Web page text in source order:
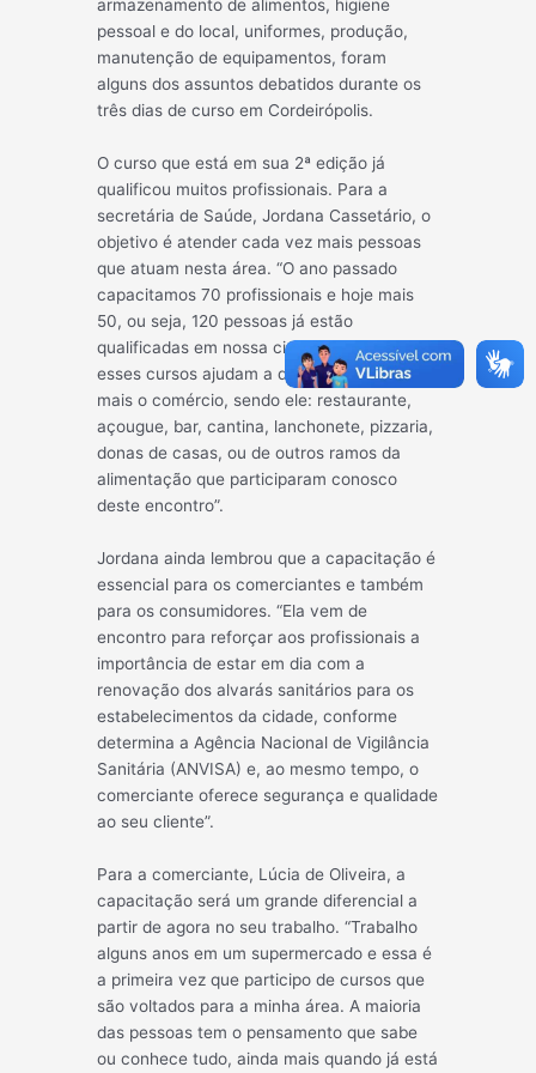
armazenamento de alimentos, higiene
pessoal e do local, uniformes, produção,
manutenção de equipamentos, foram
alguns dos assuntos debatidos durante os
três dias de curso em Cordeirópolis.
O curso que está em sua 2ª edição já
qualificou muitos profissionais. Para a
secretária de Saúde, Jordana Cassetário, o
objetivo é atender cada vez mais pessoas
que atuam nesta área. “O ano passado
capacitamos 70 profissionais e hoje mais
50, ou seja, 120 pessoas já estão
qualificadas em nossa cidade. Além disso,
esses cursos ajudam a desenvolver ainda
mais o comércio, sendo ele: restaurante,
açougue, bar, cantina, lanchonete, pizzaria,
donas de casas, ou de outros ramos da
alimentação que participaram conosco
deste encontro”.
Jordana ainda lembrou que a capacitação é
essencial para os comerciantes e também
para os consumidores. “Ela vem de
encontro para reforçar aos profissionais a
importância de estar em dia com a
renovação dos alvarás sanitários para os
estabelecimentos da cidade, conforme
determina a Agência Nacional de Vigilância
Sanitária (ANVISA) e, ao mesmo tempo, o
comerciante oferece segurança e qualidade
ao seu cliente”.
Para a comerciante, Lúcia de Oliveira, a
capacitação será um grande diferencial a
partir de agora no seu trabalho. “Trabalho
alguns anos em um supermercado e essa é
a primeira vez que participo de cursos que
são voltados para a minha área. A maioria
das pessoas tem o pensamento que sabe
ou conhece tudo, ainda mais quando já está